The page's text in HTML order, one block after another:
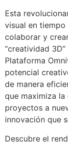
Esta
visual en
colaborar y
“creatividad
Plataforma
potencial
de manera
que maximiza la
proyectos a
innovación que
Descubre el